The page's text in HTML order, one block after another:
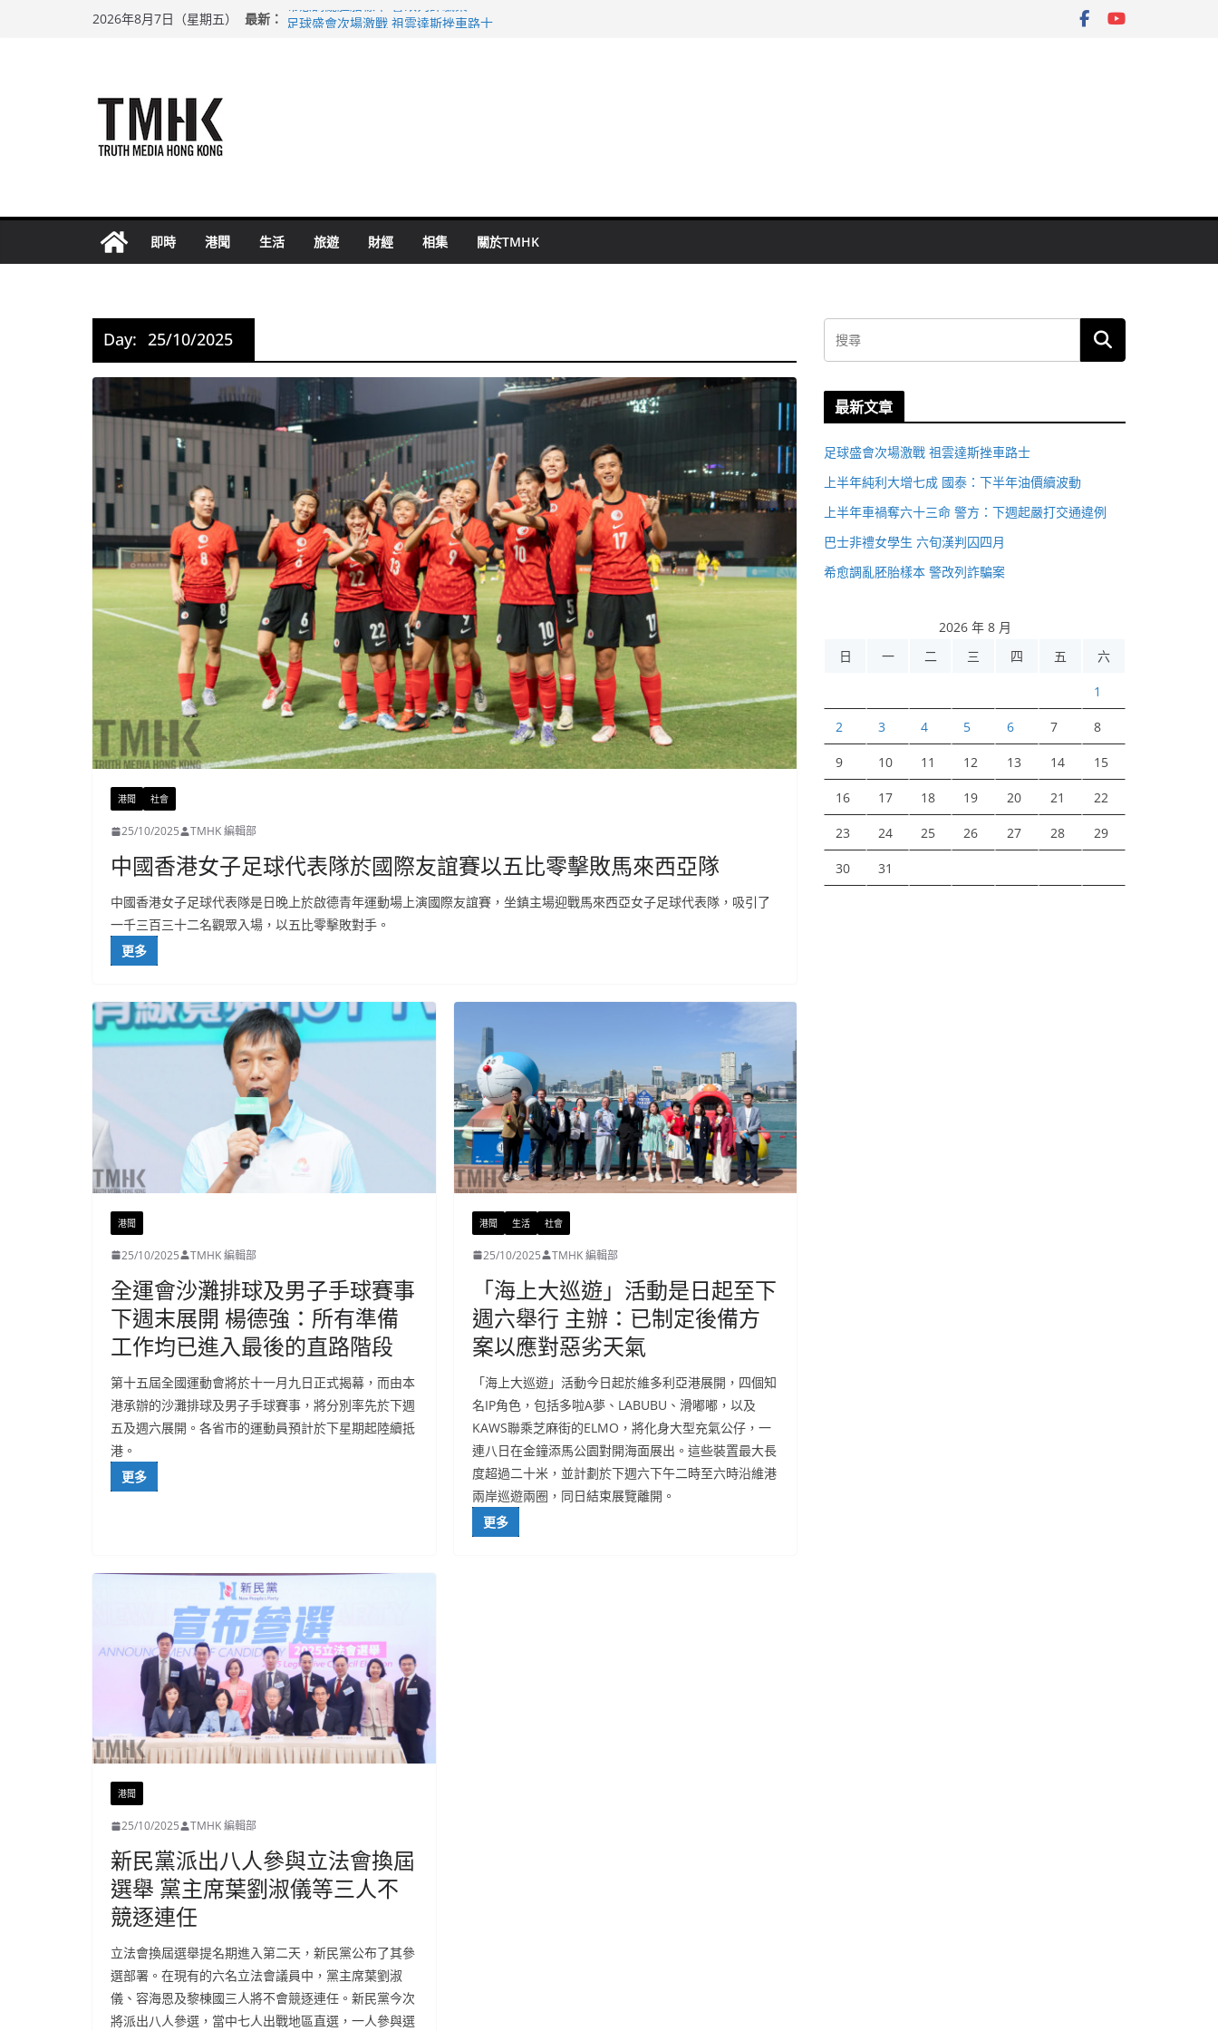
2026年8月7日（星期五） 最新： 希愈調亂胚胎樣本 警改列詐騙案
即時 港聞 生活 旅遊 財經 相集 關於TMHK
Day: 25/10/2025
港聞 社會
25/10/2025 TMHK 編輯部
中國香港女子足球代表隊於國際友誼賽以五比零擊敗馬來西亞隊
中國香港女子足球代表隊是日晚上於啟德青年運動場上演國際友誼賽，坐鎮主場迎戰馬來西亞女子足球代表隊，吸引了
一千三百三十二名觀眾入場，以五比零擊敗對手。
更多
港聞
25/10/2025 TMHK 編輯部
全運會沙灘排球及男子手球賽事
下週末展開 楊德強：所有準備
工作均已進入最後的直路階段
第十五屆全國運動會將於十一月九日正式揭幕，而由本
港承辦的沙灘排球及男子手球賽事，將分別率先於下週
五及週六展開。各省市的運動員預計於下星期起陸續抵
港。
更多
港聞 生活 社會
25/10/2025 TMHK 編輯部
「海上大巡遊」活動是日起至下
週六舉行 主辦：已制定後備方
案以應對惡劣天氣
「海上大巡遊」活動今日起於維多利亞港展開，四個知
名IP角色，包括多啦A夢、LABUBU、滑嘟嘟，以及
KAWS聯乘芝麻街的ELMO，將化身大型充氣公仔，一
連八日在金鐘添馬公園對開海面展出。這些裝置最大長
度超過二十米，並計劃於下週六下午二時至六時沿維港
兩岸巡遊兩圈，同日結束展覽離開。
更多
港聞
25/10/2025 TMHK 編輯部
新民黨派出八人參與立法會換屆
選舉 黨主席葉劉淑儀等三人不
競逐連任
立法會換屆選舉提名期進入第二天，新民黨公布了其參
選部署。在現有的六名立法會議員中，黨主席葉劉淑
儀、容海恩及黎棟國三人將不會競逐連任。新民黨今次
將派出八人參選，當中七人出戰地區直選，一人參與選
最新文章
足球盛會次場激戰 祖雲達斯挫車路士
上半年純利大增七成 國泰：下半年油價續波動
上半年車禍奪六十三命 警方：下週起嚴打交通違例
巴士非禮女學生 六旬漢判囚四月
希愈調亂胚胎樣本 警改列詐騙案
2026 年 8 月
日
一 二 三 四 五 六
1
2 3 4 5 6 7 8
9 10 11 12 13 14 15
16 17 18 19 20 21 22
23 24 25 26 27 28 29
30 31